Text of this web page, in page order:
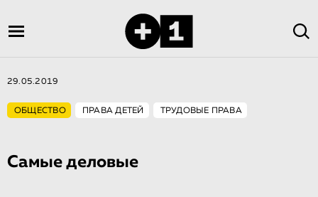
29.05.2019
ОБЩЕСТВО ПРАВА ДЕТЕЙ ТРУДОВЫЕ ПРАВА
Самые деловые